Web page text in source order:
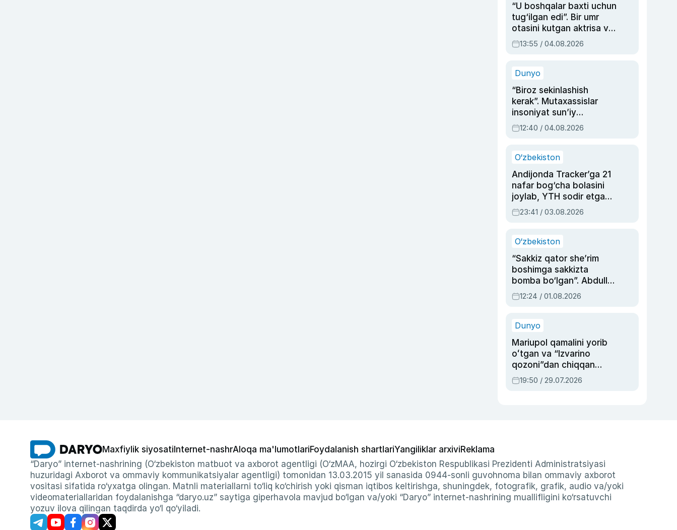
“U boshqalar baxti uchun
tug‘ilgan edi”. Bir umr
otasini kutgan aktrisa va
dublyaj ustasi Rimma
Ahmedovaning
13:55 / 04.08.2026
Dunyo
“Biroz sekinlashish
kerak”. Mutaxassislar
insoniyat sun’iy
intellektni boshqara
olmay qolishidan xavotir
12:40 / 04.08.2026
O‘zbekiston
Andijonda Tracker’ga 21
nafar bog‘cha bolasini
joylab, YTH sodir etgan
ayolga sud hukmi o‘qildi
23:41 / 03.08.2026
O‘zbekiston
“Sakkiz qator she’rim
boshimga sakkizta
bomba bo‘lgan”. Abdulla
Oripovni siyosiy
ayblovlardan asrab
12:24 / 01.08.2026
Dunyo
Mariupol qamalini yorib
oʻtgan va “Izvarino
qozoni”dan chiqqan
qahramon — Ukraina
armiyasi bosh
19:50 / 29.07.2026
Maxfiylik siyosati Internet-nashrAloqa ma'lumotlariFoydalanish shartlariYangiliklar arxiviReklama
“Daryo” internet-nashrining (O‘zbekiston matbuot va axborot agentligi (O‘zMAA, hozirgi O‘zbekiston Respublikasi Prezidenti Administratsiyasi
huzuridagi Axborot va ommaviy kommunikatsiyalar agentligi) tomonidan 13.03.2015 yil sanasida 0944-sonli guvohnoma bilan ommaviy axborot
vositasi sifatida ro‘yxatga olingan. Matnli materiallarni to‘liq ko‘chirish yoki qisman iqtibos keltirishga, shuningdek, fotografik, grafik, audio va/yoki
videomateriallaridan foydalanishga “daryo.uz” saytiga giperhavola mavjud bo‘lgan va/yoki “Daryo” internet-nashrining muallifligini ko‘rsatuvchi
yozuv ilova qilingan taqdirda yo‘l qo‘yiladi.